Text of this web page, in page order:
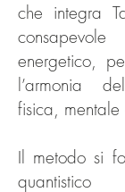
che integra
energetico,
l’armonia
fisica,
Il metodo si